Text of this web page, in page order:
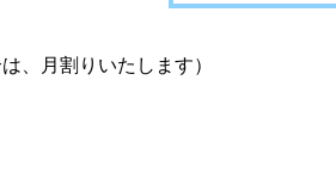
、月割りいたします）